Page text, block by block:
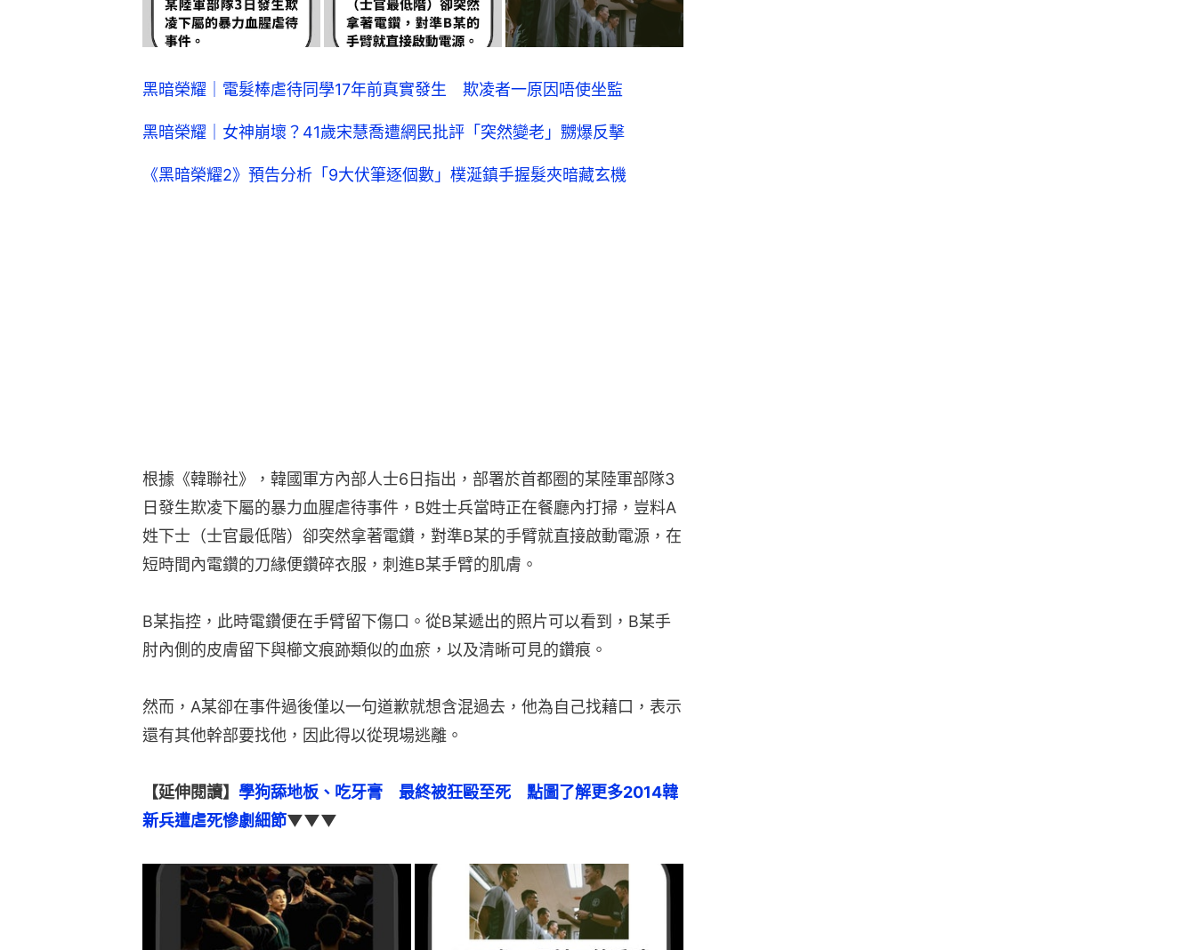
黑暗榮耀｜電髮棒虐待同學17年前真實發生 欺凌者一原因唔使坐監
黑暗榮耀｜女神崩壞？41歲宋慧喬遭網民批評「突然變老」嬲爆反擊
《黑暗榮耀2》預告分析「9大伏筆逐個數」樸涎鎮手握髮夾暗藏玄機
根據《韓聯社》，韓國軍方內部人士6日指出，部署於首都圈的某陸軍部隊3
日發生欺凌下屬的暴力血腥虐待事件，B姓士兵當時正在餐廳內打掃，豈料A
姓下士（士官最低階）卻突然拿著電鑽，對準B某的手臂就直接啟動電源，在
短時間內電鑽的刀緣便鑽碎衣服，刺進B某手臂的肌膚。
B某指控，此時電鑽便在手臂留下傷口。從B某遞出的照片可以看到，B某手
肘內側的皮膚留下與櫛文痕跡類似的血瘀，以及清晰可見的鑽痕。
然而，A某卻在事件過後僅以一句道歉就想含混過去，他為自己找藉口，表示
還有其他幹部要找他，因此得以從現場逃離。
【延伸閱讀】 學狗舔地板、吃牙膏　最終被狂毆至死　點圖了解更多2014韓
新兵遭虐死慘劇細節▼▼▼